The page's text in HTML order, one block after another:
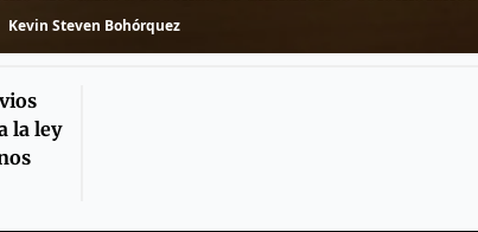
Kevin Steven Bohórquez
la ley